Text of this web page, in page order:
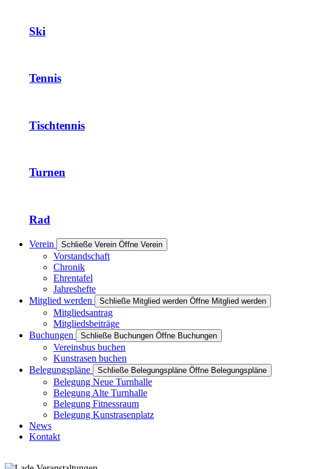
Ski
Tennis
Tischtennis
Turnen
Rad
Verein Schließe Verein Öffne Verein
Vorstandschaft
Chronik
Ehrentafel
Jahreshefte
Mitglied werden
Schließe Mitglied werden Öffne Mitglied werden
Mitgliedsantrag
Mitgliedsbeiträge
Buchungen
Schließe Buchungen Öffne Buchungen
Vereinsbus buchen
Kunstrasen buchen
Belegungspläne
Schließe Belegungspläne Öffne Belegungspläne
Belegung Neue Turnhalle
Belegung Alte Turnhalle
Belegung Fitnessraum
Belegung Kunstrasenplatz
News
Kontakt